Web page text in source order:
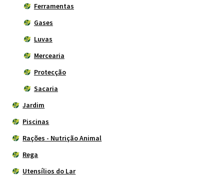
Ferramentas
Gases
Luvas
Mercearia
Protecção
Sacaria
Jardim
Piscinas
Rações - Nutrição Animal
Rega
Utensílios do Lar